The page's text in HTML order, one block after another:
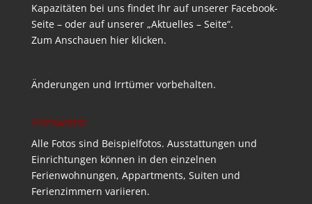
Kapazitäten bei uns findet Ihr auf unserer Facebook-
Seite – oder auf unserer „Aktuelles – Seite“.
Zum Anschauen hier klicken.
Änderungen und Irrtümer vorbehalten.
Hinweis:
Alle Fotos sind Beispielfotos. Ausstattungen und
Einrichtungen können in den einzelnen
Ferienwohnungen, Appartments, Suiten und
Ferienzimmern variieren.